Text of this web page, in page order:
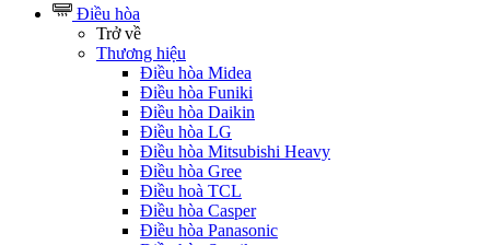
Điều hòa
Trở về
Thương hiệu
Điều hòa Midea
Điều hòa Funiki
Điều hòa Daikin
Điều hòa LG
Điều hòa Mitsubishi Heavy
Điều hòa Gree
Điều hoà TCL
Điều hòa Casper
Điều hòa Panasonic